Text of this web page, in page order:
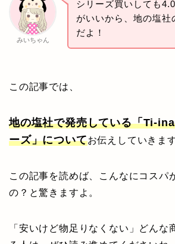
みいちゃん
シリーズ買いしても
がいいから、地の塩社
だよ！
この記事では、
地の塩社で発売している「Ti-
ーズ」についてお伝えしていきます
この記事を読めば、こんなにコスパ
の？と驚きますよ。
「安いけど物足りなくない」どんな